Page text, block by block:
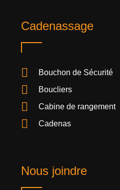
Cadenassage
Bouchon de Sécurité
Boucliers
Cabine de rangement
Cadenas
Nous joindre